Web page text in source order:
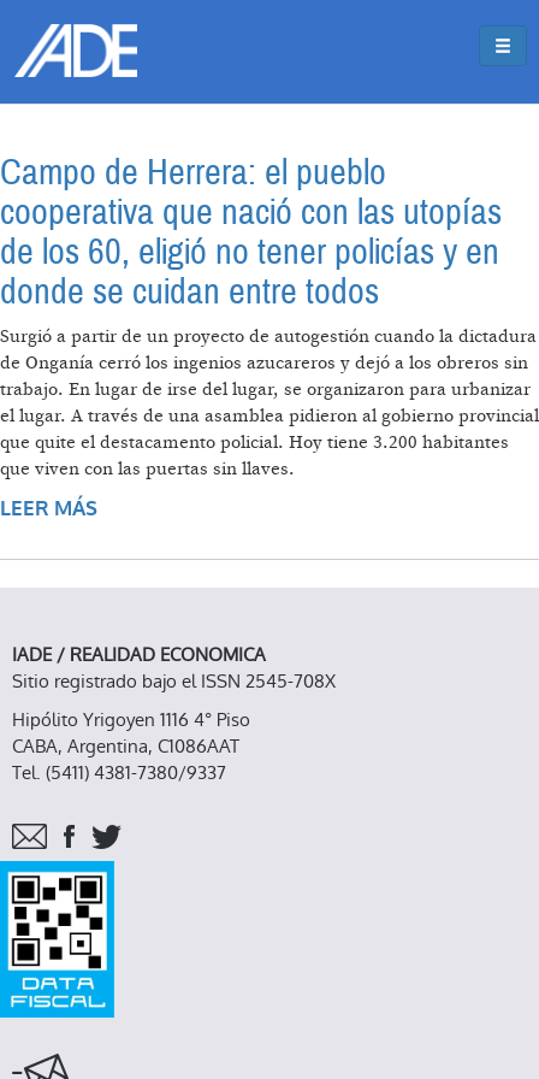
Campo de Herrera: el pueblo
cooperativa que nació con las utopías
de los 60, eligió no tener policías y en
donde se cuidan entre todos
Surgió a partir de un proyecto de autogestión cuando la dictadura
de Onganía cerró los ingenios azucareros y dejó a los obreros sin
trabajo. En lugar de irse del lugar, se organizaron para urbanizar
el lugar. A través de una asamblea pidieron al gobierno provincial
que quite el destacamento policial. Hoy tiene 3.200 habitantes
que viven con las puertas sin llaves.
LEER MÁS
DE LOS 60, ELIGIÓ NO TENER POLICÍAS Y EN
DONDE SE CUIDAN ENTRE TODOS
IADE / REALIDAD ECONOMICA
Sitio registrado bajo el ISSN 2545-708X
Hipólito Yrigoyen 1116 4° Piso
CABA, Argentina, C1086AAT
Tel. (5411) 4381-7380/9337